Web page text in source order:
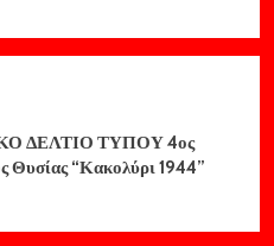
ΔΕΛΤΙΟ ΤΥΠΟΥ 4ος
Θυσίας “Κακολύρι 1944”